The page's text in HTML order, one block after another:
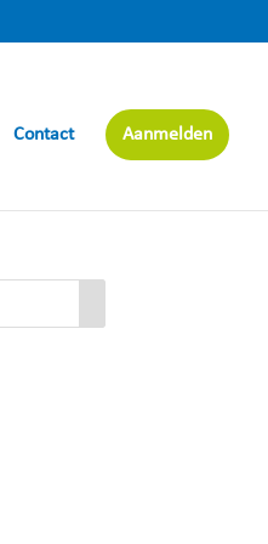
Contact Aanmelden